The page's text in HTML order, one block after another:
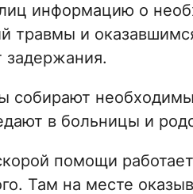
лиц информацию о
травмы и
собирают
в больницы и
помощи
Там на месте